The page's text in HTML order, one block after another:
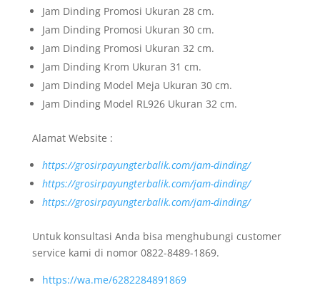
Jam Dinding Promosi Ukuran 28 cm.
Jam Dinding Promosi Ukuran 30 cm.
Jam Dinding Promosi Ukuran 32 cm.
Jam Dinding Krom Ukuran 31 cm.
Jam Dinding Model Meja Ukuran 30 cm.
Jam Dinding Model RL926 Ukuran 32 cm.
Alamat Website :
https://grosirpayungterbalik.com/jam-dinding/
https://grosirpayungterbalik.com/jam-dinding/
https://grosirpayungterbalik.com/jam-dinding/
Untuk konsultasi Anda bisa menghubungi customer
service kami di nomor 0822-8489-1869.
https://wa.me/6282284891869